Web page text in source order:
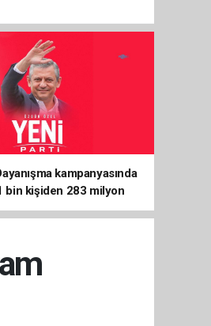
kampanyasında
bin kişiden 283 milyon